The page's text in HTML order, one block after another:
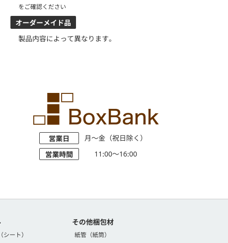
をご確認ください
オーダーメイド品
製品内容によって異なります。
営業日
月～金（祝日除く）
営業時間
11:00～16:00
ート）
その他梱包材
紙管（紙筒）